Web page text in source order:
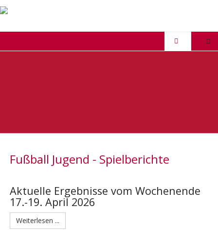
Fußball Jugend - Spielberichte
Aktuelle Ergebnisse vom Wochenende
17.-19. April 2026
Weiterlesen ...